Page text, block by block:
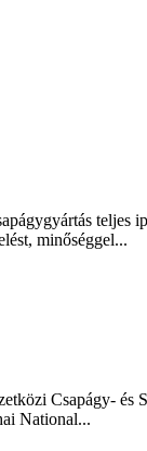
teljes
minőséggel...
Csapágy- és
National...